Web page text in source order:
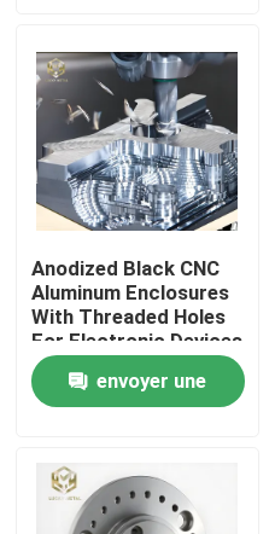
des fenêtres et des portes
Anodized Black CNC
Aluminum Enclosures
With Threaded Holes
For Electronic Devices
envoyer une